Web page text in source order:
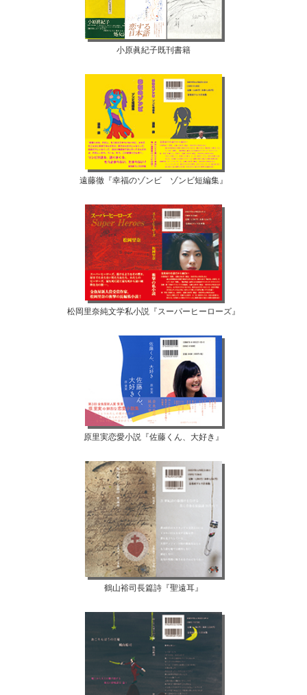
小原眞紀子既刊書籍
遠藤徹『幸福のゾンビ ゾンビ短編集』
松岡里奈純文学私小説『スーパーヒーローズ』
原里実恋愛小説『佐藤くん、大好き』
鶴山裕司長篇詩『聖遠耳』